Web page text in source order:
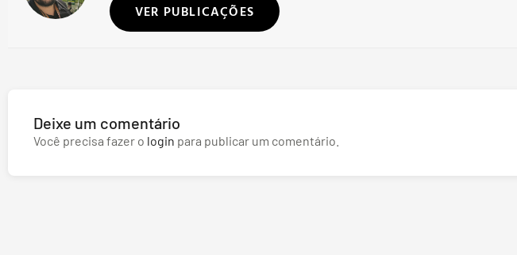
VER PUBLICAÇÕES
Deixe um comentário
Você precisa fazer o login para publicar um comentário.